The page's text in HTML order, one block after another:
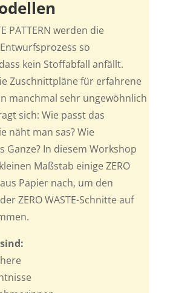
PATTERN werden die
so
kein Stoffabfall anfällt.
Zuschnittpläne für erfahrene
manchmal sehr ungewöhnlich
sich: Wie passt das
näht man sas? Wie
Ganze? In diesem Workshop
Maßstab einige ZERO
Papier nach, um den
ZERO WASTE-Schnitte auf